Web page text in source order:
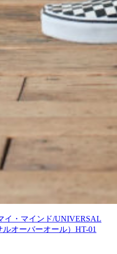
イ・マインド/UNIVERSAL
オーバーオール）HT-01